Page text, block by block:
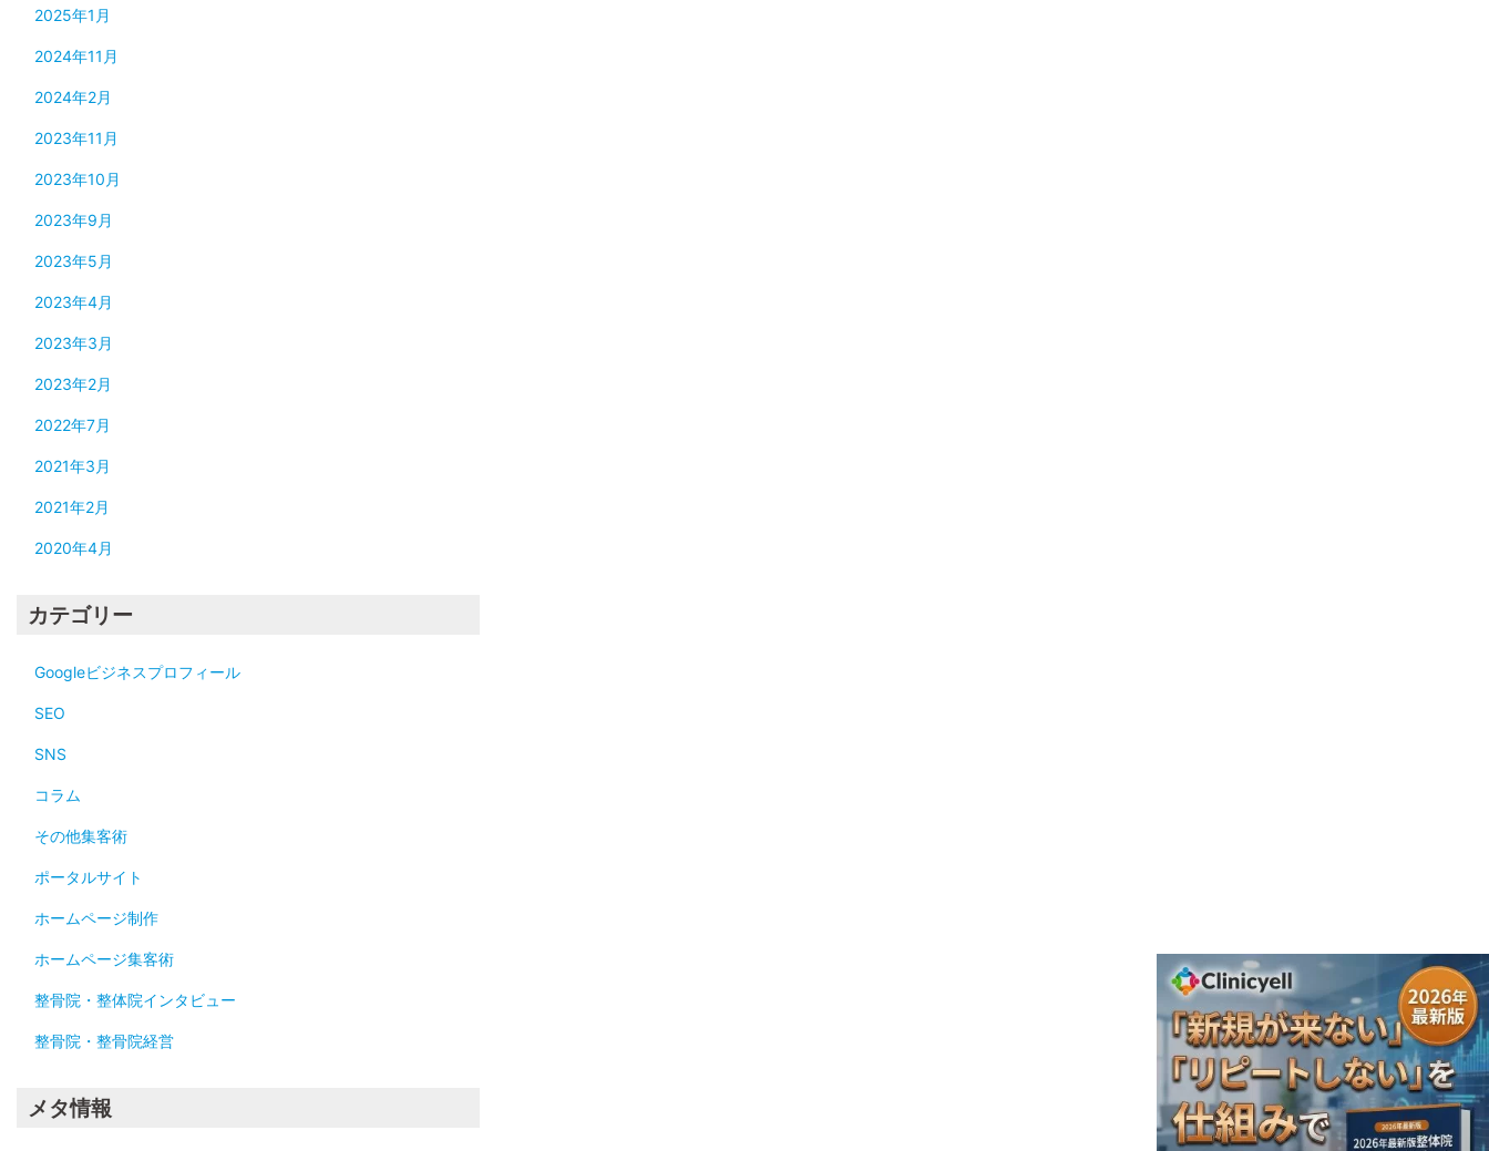
2025年1月
2024年11月
2024年2月
2023年11月
2023年10月
2023年9月
2023年5月
2023年4月
2023年3月
2023年2月
2022年7月
2021年3月
2021年2月
2020年4月
カテゴリー
Googleビジネスプロフィール
SEO
SNS
コラム
その他集客術
ポータルサイト
ホームページ制作
ホームページ集客術
整骨院・整体院インタビュー
整骨院・整骨院経営
メタ情報